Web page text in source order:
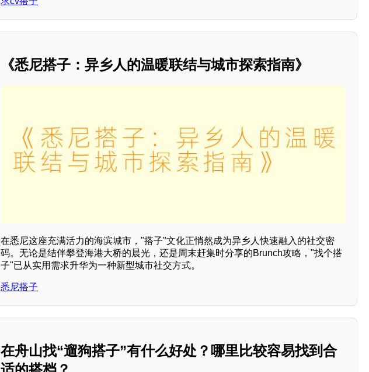
《悉尼搭子：异乡人的温暖联结与城市探索指南》
在悉尼这座充满活力的海滨城市，"搭子"文化正悄然成为异乡人快速融入的社交密
码。无论是结伴攀登海港大桥的晨光，还是周末赶集时分享的Brunch攻略，"找个搭
子"已从实用需求升华为一种新型城市社交方式。
悉尼搭子
在舟山找“遛狗搭子”有什么好处？哪里比较容易找到合